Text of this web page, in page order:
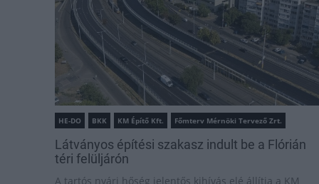
HE-DO BKK KM Építő Kft. Főmterv Mérnöki Tervező Zrt.
Látványos építési szakasz indult be a Flórián
téri felüljárón
A tartós nyári hőség jelentős kihívás elé állítja a KM